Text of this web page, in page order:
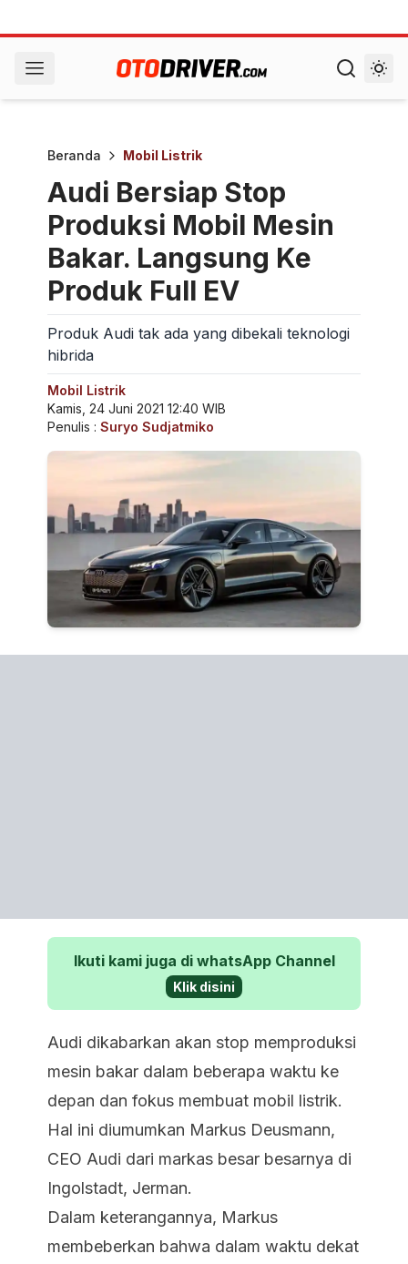
Beranda Mobil Listrik
Audi Bersiap Stop
Produksi Mobil Mesin
Bakar. Langsung Ke
Produk Full EV
Produk Audi tak ada yang dibekali teknologi
hibrida
Mobil Listrik
Kamis, 24 Juni 2021 12:40 WIB
Penulis : Suryo Sudjatmiko
Ikuti kami juga di whatsApp Channel
Klik disini
Audi dikabarkan akan stop memproduksi
mesin bakar dalam beberapa waktu ke
depan dan fokus membuat mobil listrik.
Hal ini diumumkan Markus Deusmann,
CEO Audi dari markas besar besarnya di
Ingolstadt, Jerman.
Dalam keterangannya, Markus
membeberkan bahwa dalam waktu dekat